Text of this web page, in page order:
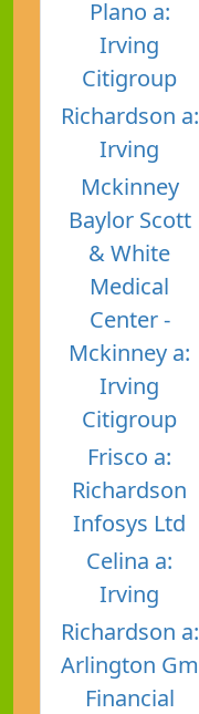
Plano a:
Irving
Citigroup
Richardson a:
Irving
Mckinney
Baylor Scott
& White
Medical
Center -
Mckinney a:
Irving
Citigroup
Frisco a:
Richardson
Infosys Ltd
Celina a:
Irving
Richardson a:
Arlington Gm
Financial